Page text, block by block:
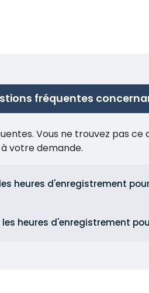
fréquentes
Vous ne trouvez pas
votre demande.
heures d'enregistrement
les heures d'enregistrement